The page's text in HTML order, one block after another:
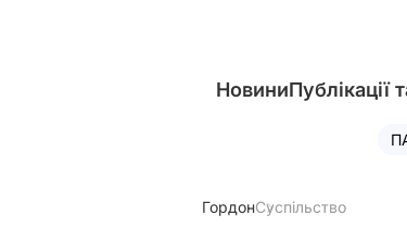
НовиниПублікації
ГордонСуспільство